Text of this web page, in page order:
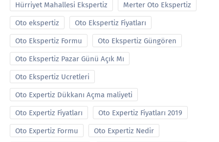
Hürriyet Mahallesi Ekspertiz Merter Oto Ekspertiz
Oto ekspertiz Oto Ekspertiz Fiyatları
Oto Ekspertiz Formu Oto Ekspertiz Güngören
Oto Ekspertiz Pazar Günü Açık Mı
Oto Ekspertiz Ucretleri
Oto Expertiz Dükkanı Açma maliyeti
Oto Expertiz Fiyatları Oto Expertiz Fiyatları 2019
Oto Expertiz Formu Oto Expertiz Nedir